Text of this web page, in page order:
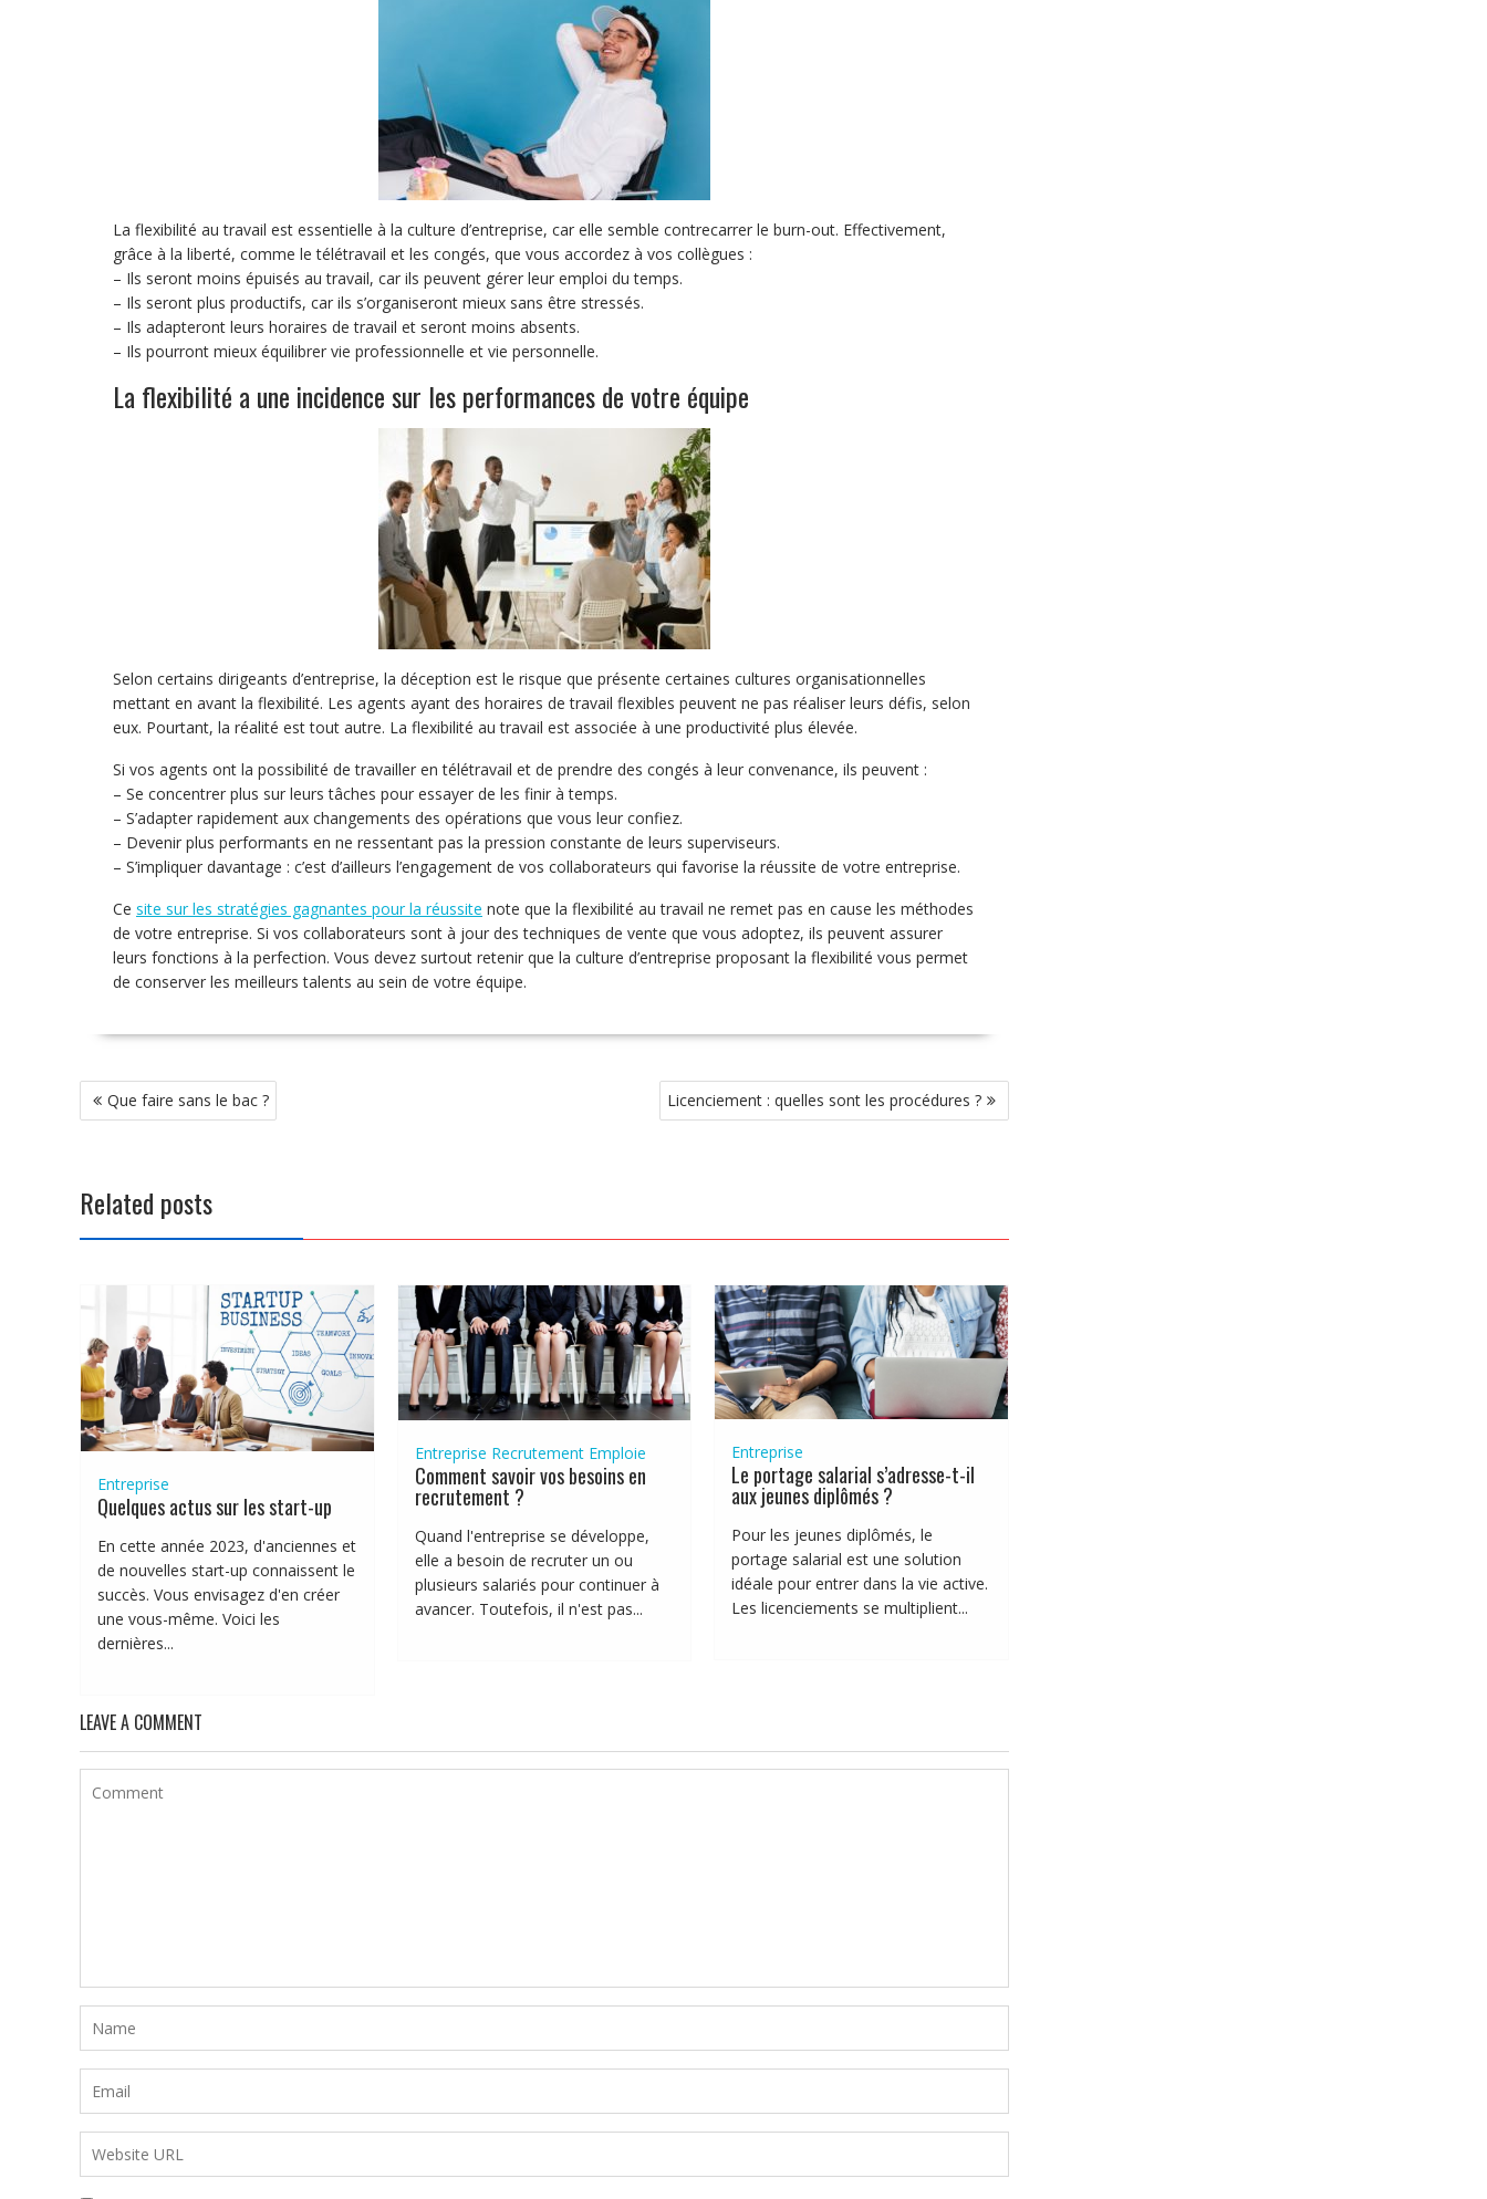
La flexibilité au travail est essentielle à la culture d’entreprise, car elle semble contrecarrer le burn-out. Effectivement,
grâce à la liberté, comme le télétravail et les congés, que vous accordez à vos collègues :
– Ils seront moins épuisés au travail, car ils peuvent gérer leur emploi du temps.
– Ils seront plus productifs, car ils s’organiseront mieux sans être stressés.
– Ils adapteront leurs horaires de travail et seront moins absents.
– Ils pourront mieux équilibrer vie professionnelle et vie personnelle.
La flexibilité a une incidence sur les performances de votre équipe
Selon certains dirigeants d’entreprise, la déception est le risque que présente certaines cultures organisationnelles
mettant en avant la flexibilité. Les agents ayant des horaires de travail flexibles peuvent ne pas réaliser leurs défis, selon
eux. Pourtant, la réalité est tout autre. La flexibilité au travail est associée à une productivité plus élevée.
Si vos agents ont la possibilité de travailler en télétravail et de prendre des congés à leur convenance, ils peuvent :
– Se concentrer plus sur leurs tâches pour essayer de les finir à temps.
– S’adapter rapidement aux changements des opérations que vous leur confiez.
– Devenir plus performants en ne ressentant pas la pression constante de leurs superviseurs.
– S’impliquer davantage : c’est d’ailleurs l’engagement de vos collaborateurs qui favorise la réussite de votre entreprise.
Ce site sur les stratégies gagnantes pour la réussite note que la flexibilité au travail ne remet pas en cause les méthodes
de votre entreprise. Si vos collaborateurs sont à jour des techniques de vente que vous adoptez, ils peuvent assurer
leurs fonctions à la perfection. Vous devez surtout retenir que la culture d’entreprise proposant la flexibilité vous permet
de conserver les meilleurs talents au sein de votre équipe.
Navigation
de
Que faire sans le bac ? Licenciement : quelles sont les procédures ?
Related posts
Entreprise
Quelques actus sur les start-up
En cette année 2023, d'anciennes et
de nouvelles start-up connaissent le
succès. Vous envisagez d'en créer
une vous-même. Voici les
dernières...
Entreprise Recrutement Emploie
Comment savoir vos besoins en
recrutement ?
Quand l'entreprise se développe,
elle a besoin de recruter un ou
plusieurs salariés pour continuer à
avancer. Toutefois, il n'est pas...
Entreprise
Le portage salarial s’adresse-t-il
aux jeunes diplômés ?
Pour les jeunes diplômés, le
portage salarial est une solution
idéale pour entrer dans la vie active.
Les licenciements se multiplient...
LEAVE A COMMENT